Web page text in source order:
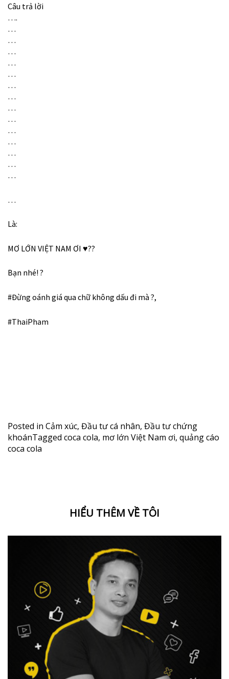
Câu trả lời
….
…
…
…
…
…
…
…
…
…
…
…
…
…
…
…
Là:
MƠ LỚN VIỆT NAM ƠI ♥️??
Bạn nhé! ?
#Đừng oánh giá qua chữ không dấu đi mà ?,
#ThaiPham
Posted in Cảm xúc, Đầu tư cá nhân, Đầu tư chứng
khoánTagged coca cola, mơ lớn Việt Nam ơi, quảng cáo
coca cola
HIỂU THÊM VỀ TÔI